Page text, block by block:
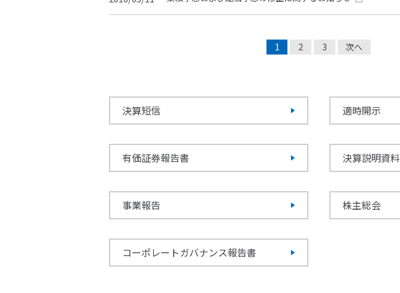
1 2 3 次へ
決算短信 適時開示
有価証券報告書 決算説明資料
事業報告 株主総会
コーポレートガバナンス報告書